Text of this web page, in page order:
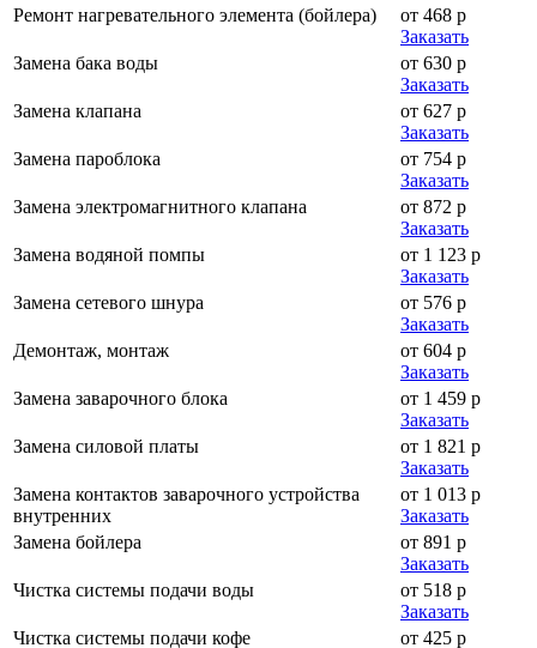
Ремонт нагревательного элемента (бойлера)
от 468 р
Заказать
Замена бака воды
от 630 р
Заказать
Замена клапана
от 627 р
Заказать
Замена пароблока
от 754 р
Заказать
Замена электромагнитного клапана
от 872 р
Заказать
Замена водяной помпы
от 1 123 р
Заказать
Замена сетевого шнура
от 576 р
Заказать
Демонтаж, монтаж
от 604 р
Заказать
Замена заварочного блока
от 1 459 р
Заказать
Замена силовой платы
от 1 821 р
Заказать
Замена контактов заварочного устройства
внутренних
от 1 013 р
Заказать
Замена бойлера
от 891 р
Заказать
Чистка системы подачи воды
от 518 р
Заказать
Чистка системы подачи кофе
от 425 р